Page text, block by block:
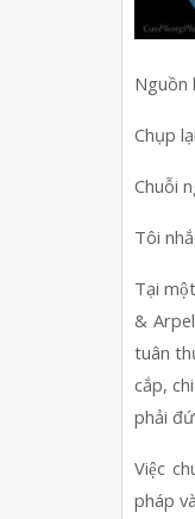
Nguồn
Chụp
Chuỗi
Tôi
Tại
&
tuân
cắp,
phải
Việc
pháp